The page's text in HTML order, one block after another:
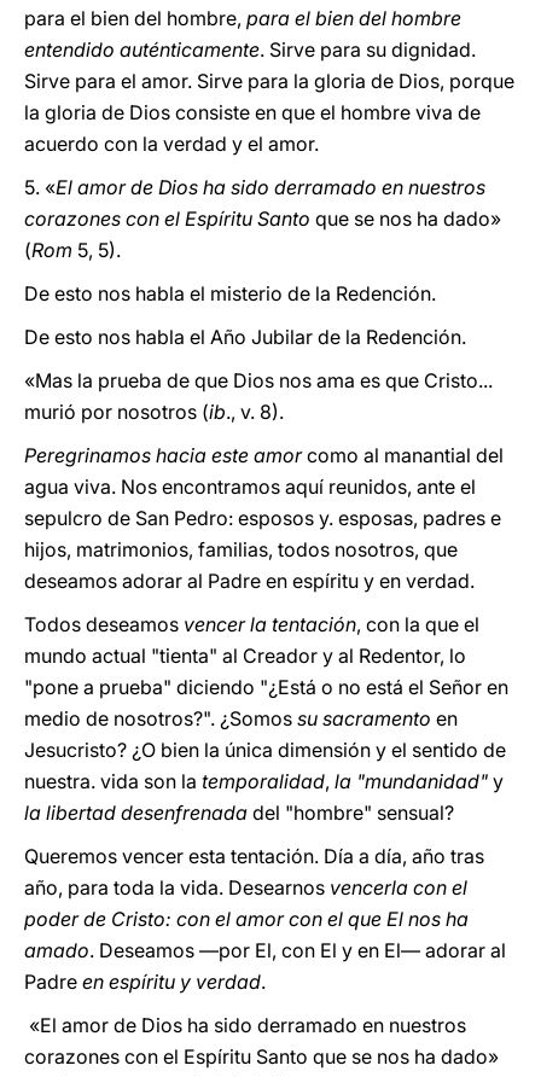
para el bien del hombre, para el bien del hombre
entendido auténticamente. Sirve para su dignidad.
Sirve para el amor. Sirve para la gloria de Dios, porque
la gloria de Dios consiste en que el hombre viva de
acuerdo con la verdad y el amor.
5. «El amor de Dios ha sido derramado en nuestros
corazones con el Espíritu Santo que se nos ha dado»
(Rom 5, 5).
De esto nos habla el misterio de la Redención.
De esto nos habla el Año Jubilar de la Redención.
«Mas la prueba de que Dios nos ama es que Cristo...
murió por nosotros (ib., v. 8).
Peregrinamos hacia este amorcomo al manantial del
agua viva. Nos encontramos aquí reunidos, ante el
sepulcro de San Pedro: esposos y. esposas, padres e
hijos, matrimonios, familias, todos nosotros, que
deseamos adorar al Padre en espíritu y en verdad.
Todos deseamos vencer la tentación, con la que el
mundo actual "tienta" al Creador y al Redentor, lo
"pone a prueba" diciendo "¿Está o no está el Señor en
medio de nosotros?". ¿Somos su sacramento en
Jesucristo? ¿O bien la única dimensión y el sentido de
nuestra. vida son la temporalidad, la "mundanidad" y
la libertad desenfrenada del "hombre" sensual?
Queremos vencer esta tentación. Día a día, año tras
año, para toda la vida. Desearnos vencerla con el
poder de Cristo: con el amor con el que El nos ha
amado. Deseamos —por El, con El y en El— adorar al
Padre en espíritu y verdad.
«El amor de Dios ha sido derramado en nuestros
corazones con el Espíritu Santo que se nos ha dado»